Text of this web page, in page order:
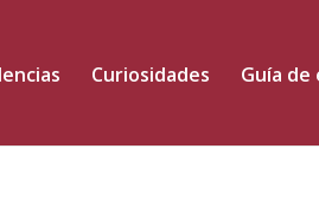
Curiosidades Guía de